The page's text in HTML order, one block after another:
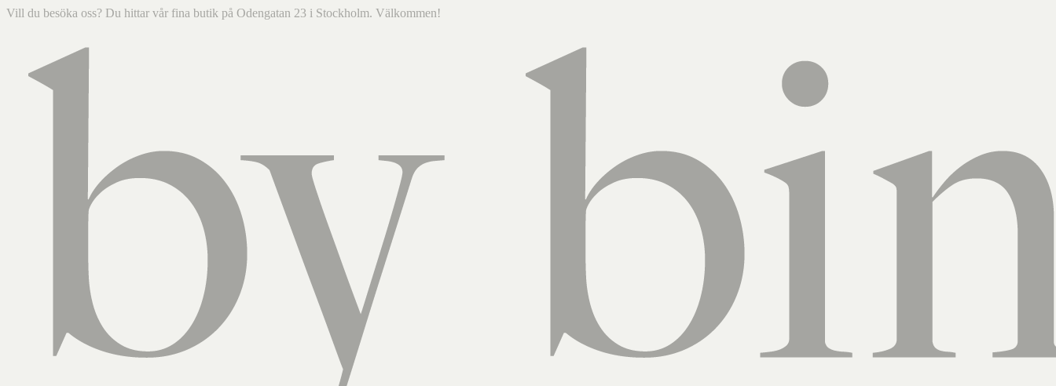
Vill du besöka oss? Du hittar vår fina butik på Odengatan 23 i Stockholm. Välkommen!